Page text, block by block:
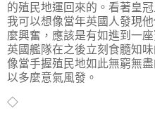
的殖民地運回來的。看著皇
我可以想像當年英國人發現
麼興奮，應該是有如進到一
英國艦隊在之後立刻食髓知
像當手握殖民地如此無窮無
以多麼意氣風發。
◇